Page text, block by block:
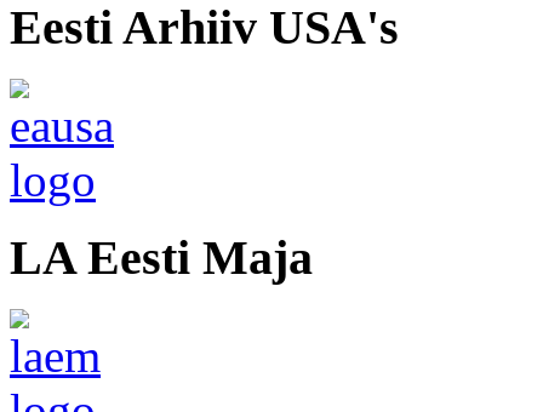
Eesti Arhiiv USA's
LA Eesti Maja